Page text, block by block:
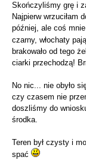
Skończyliśmy grę i
Najpierw wrzuciłam
później, ale coś
czarny, włochaty
brakowało od tego
ciarki przechodzą!
No nic... nie obyło
czy czasem nie
doszliśmy do
środka.
Teren był czysty i
spać